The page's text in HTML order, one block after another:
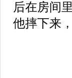
后在房间
他摔下来